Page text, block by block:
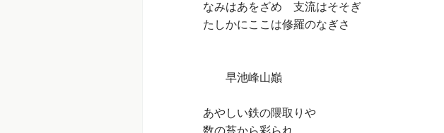
なみはあをざめ 支流はそそぎ
たしかにここは修羅のなぎさ
早池峰山巓
あやしい鉄の隈取りや